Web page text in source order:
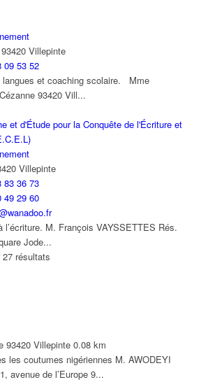
Villepinte
09 53 52
langues et coaching scolaire. Mme
93420 Vill...
et d'Étude pour la Conquête de l'Écriture et
Villepinte
83 36 73
49 29 60
M. François VAYSSETTES Rés.
Jode...
résultats
93420 Villepinte 0.08 km
les coutumes nigériennes M. AWODEYI
avenue de l’Europe 9...